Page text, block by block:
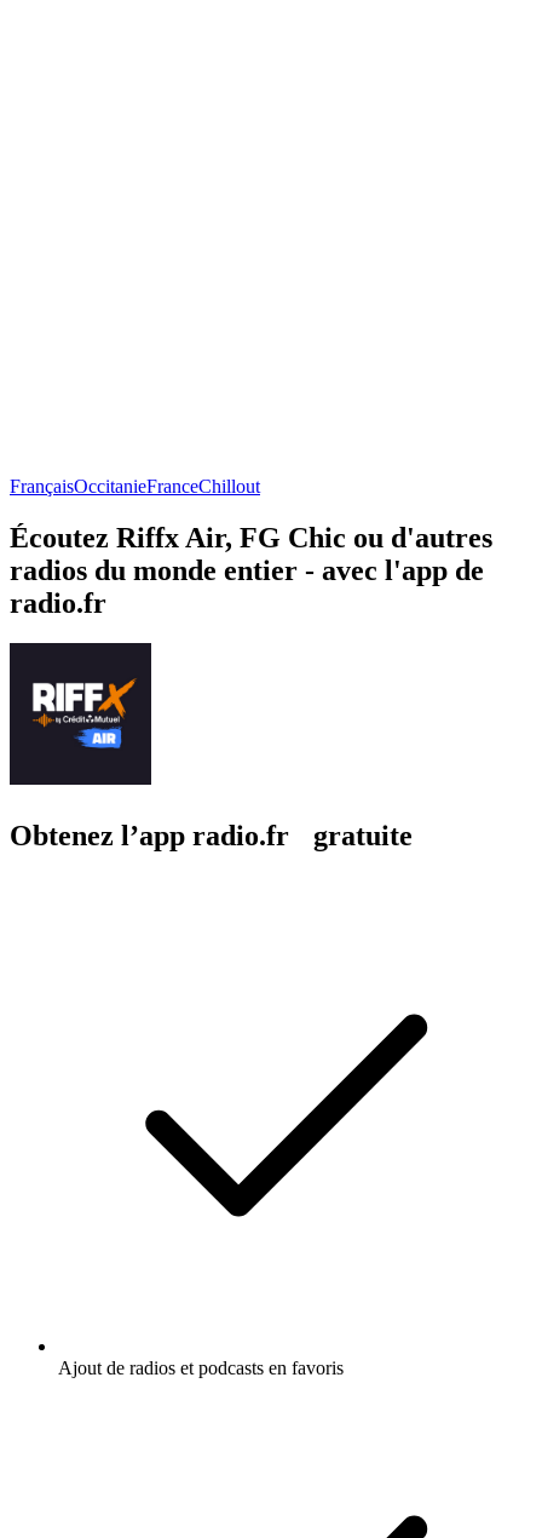
FrançaisOccitanieFranceChillout
Écoutez Riffx Air, FG Chic ou d'autres
radios du monde entier - avec l'app de
radio.fr
Obtenez l’app radio.fr gratuite
Ajout de radios et podcasts en favoris